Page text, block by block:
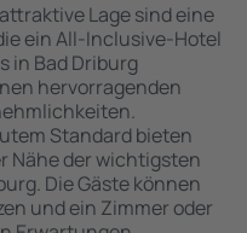
Lage sind eine
ein All-Inclusive-Hotel
in Bad Driburg
hervorragenden
Standard bieten
Nähe der wichtigsten
Die Gäste können
und ein Zimmer oder